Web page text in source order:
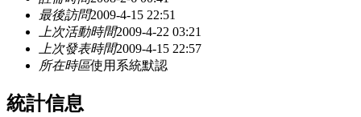
最後訪問2009-4-15 22:51
上次活動時間2009-4-22 03:21
上次發表時間2009-4-15 22:57
所在時區使用系統默認
統計信息